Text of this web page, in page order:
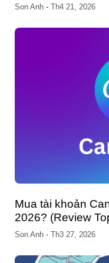
Cách tải
Cách thay